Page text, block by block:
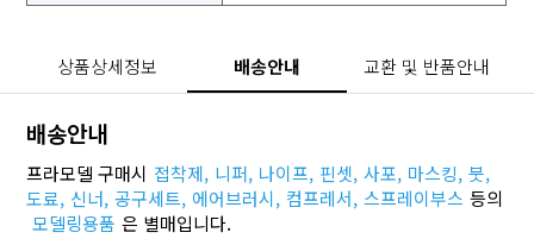
상품상세정보 배송안내 교환 및 반품안내
배송안내
프라모델 구매시 접착제, 니퍼, 나이프, 핀셋, 사포, 마스킹, 붓,
도료, 신너, 공구세트, 에어브러시, 컴프레서, 스프레이부스 등의
모델링용품 은 별매입니다.